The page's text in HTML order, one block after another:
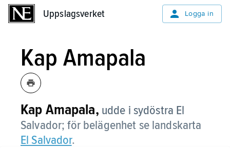
Uppslagsverket Logga in
Kap Amapala
Kap Amapala, udde i sydöstra El
Salvador; för belägenhet se landskarta
El Salvador.